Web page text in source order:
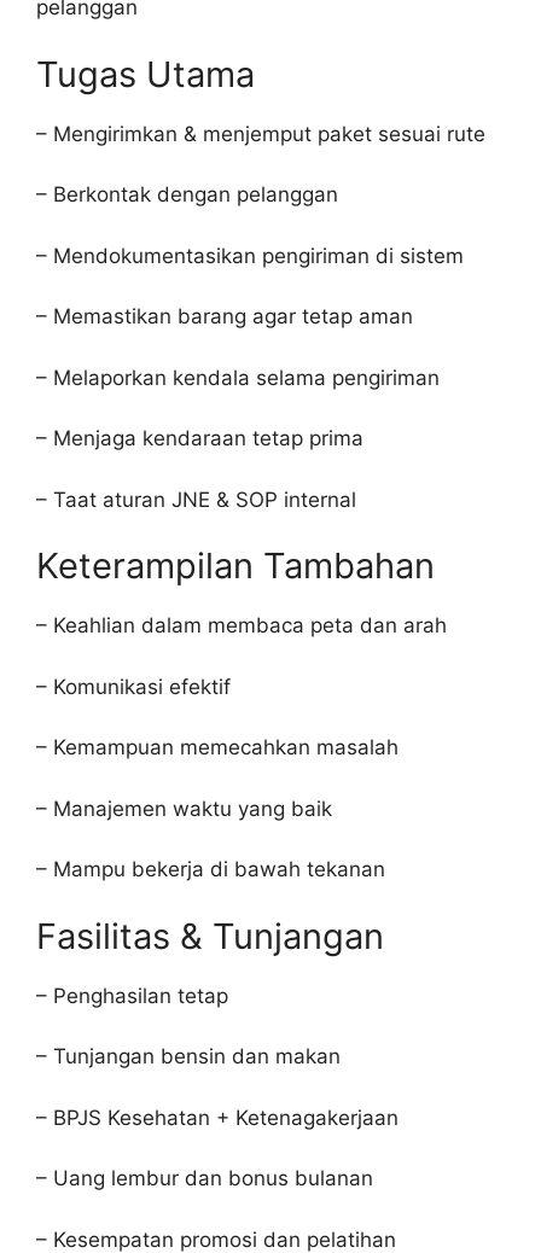
pelanggan
Tugas Utama
– Mengirimkan & menjemput paket sesuai rute
– Berkontak dengan pelanggan
– Mendokumentasikan pengiriman di sistem
– Memastikan barang agar tetap aman
– Melaporkan kendala selama pengiriman
– Menjaga kendaraan tetap prima
– Taat aturan JNE & SOP internal
Keterampilan Tambahan
– Keahlian dalam membaca peta dan arah
– Komunikasi efektif
– Kemampuan memecahkan masalah
– Manajemen waktu yang baik
– Mampu bekerja di bawah tekanan
Fasilitas & Tunjangan
– Penghasilan tetap
– Tunjangan bensin dan makan
– BPJS Kesehatan + Ketenagakerjaan
– Uang lembur dan bonus bulanan
– Kesempatan promosi dan pelatihan